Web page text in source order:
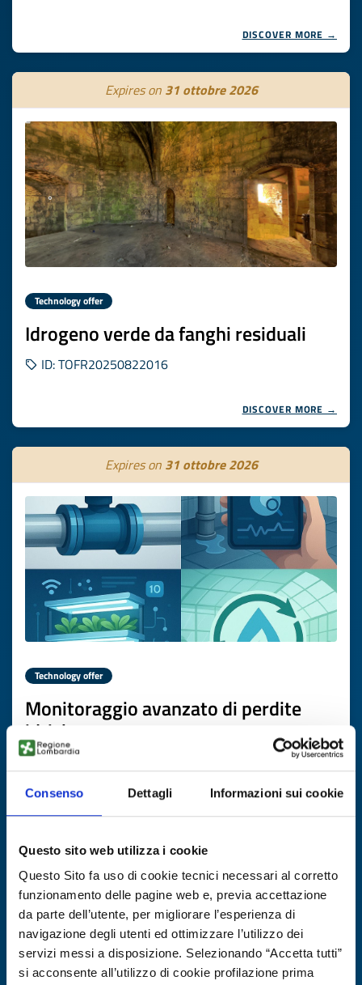
Consenso Dettagli Informazioni sui cookie
Questo sito web utilizza i cookie
Questo Sito fa uso di cookie tecnici necessari al corretto
funzionamento delle pagine web e, previa accettazione
da parte dell’utente, per migliorare l’esperienza di
navigazione degli utenti ed ottimizzare l’utilizzo dei
servizi messi a disposizione. Selezionando “Accetta tutti”
si acconsente all’utilizzo di cookie profilazione prima
DISCOVER MORE →
Expires on 31 ottobre 2026
Technology offer
Idrogeno verde da fanghi residuali
ID: TOFR20250822016
DISCOVER MORE →
Expires on 31 ottobre 2026
Technology offer
Monitoraggio avanzato di perdite
idriche
ID: TOGB20250822013